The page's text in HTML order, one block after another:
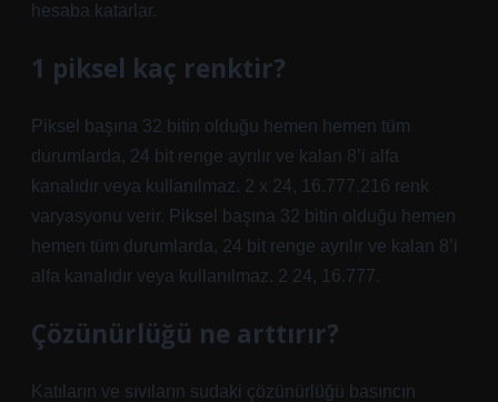
hesaba katarlar.
1 piksel kaç renktir?
Piksel başına 32 bitin olduğu hemen hemen tüm
durumlarda, 24 bit renge ayrılır ve kalan 8’i alfa
kanalıdır veya kullanılmaz. 2 x 24, 16.777.216 renk
varyasyonu verir. Piksel başına 32 bitin olduğu hemen
hemen tüm durumlarda, 24 bit renge ayrılır ve kalan 8’i
alfa kanalıdır veya kullanılmaz. 2 24, 16.777.
Çözünürlüğü ne arttırır?
Katıların ve sıvıların sudaki çözünürlüğü basıncın